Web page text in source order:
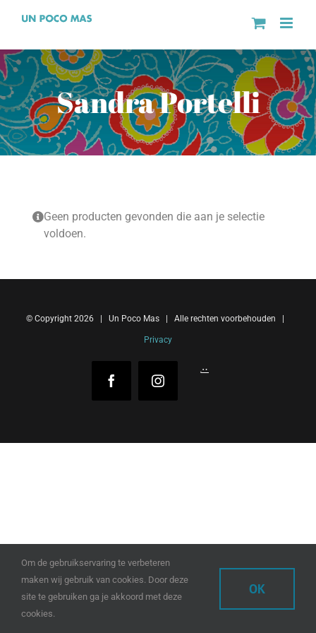
inhoud
Sandra Portelli
Geen producten gevonden die aan je selectie
voldoen.
© Copyright 2026 | Un Poco Mas | Alle rechten voorbehouden |
Privacy
FacebookInstagram
Reejeel
Om de gebruikservaring te verbeteren
maken wij gebruik van cookies. Door deze
site te gebruiken ga je akkoord met deze
cookies.
OK